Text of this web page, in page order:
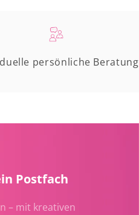
persönliche Beratung
Postfach
– mit kreativen